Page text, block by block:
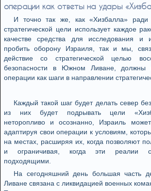
операции как ответы на удары
И точно так же, как «Хизбалла» ради
стратегической цели использует каждое
качестве средства для исследования и
пробить оборону Израиля, так и мы,
действие со стратегической целью
безопасности в Южном Ливане, должны
операции как шаги в направлении
Каждый такой шаг будет делать север
из них будет подрывать цели
неторопливо и осознанно, Израиль
адаптируя свои операции к условиям,
на местах, расширяя их, когда позволяют
и ограничивая, когда эти реалии
подходящими.
На сегодняшний день большая часть
Ливане связана с ликвидацией военных